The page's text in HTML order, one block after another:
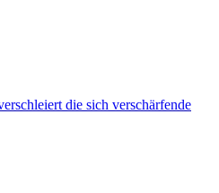
die sich verschärfende